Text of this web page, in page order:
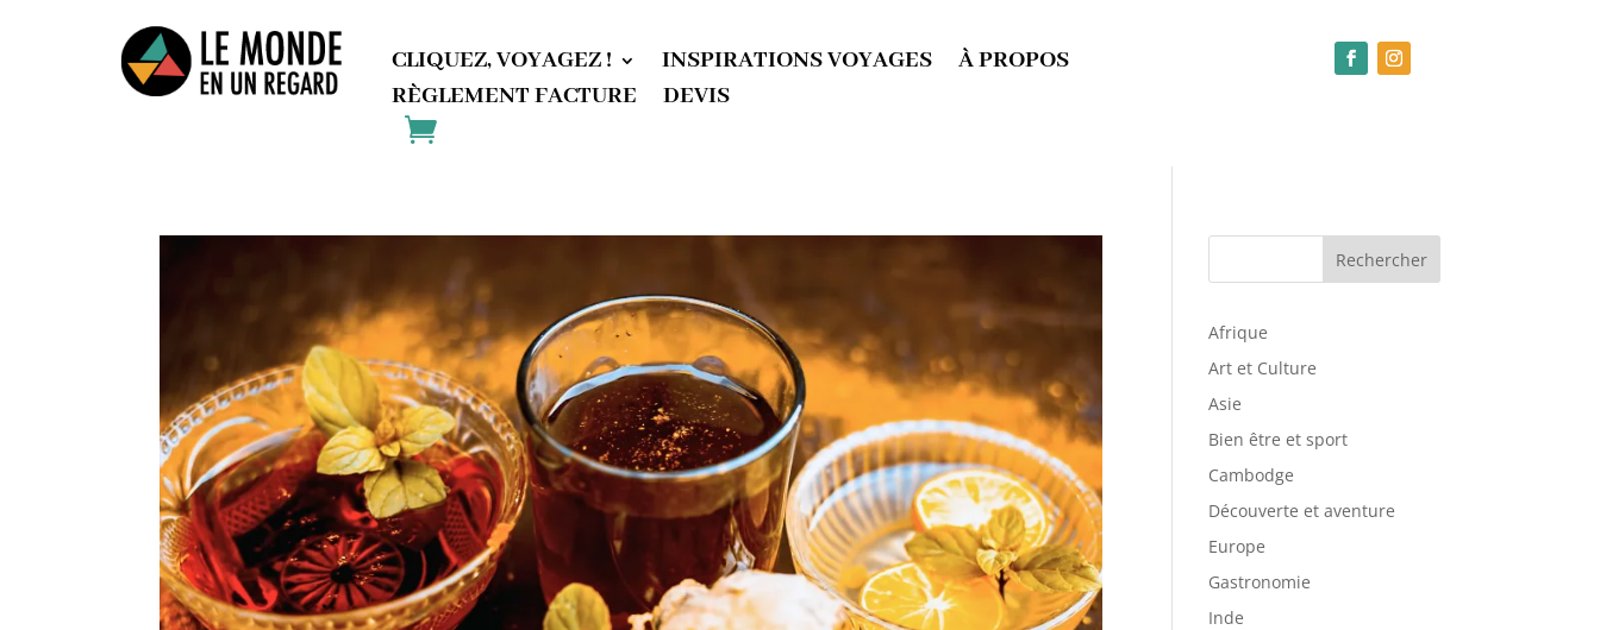
CLIQUEZ, VOYAGEZ ! INSPIRATIONS VOYAGES
À PROPOS
RÈGLEMENT FACTURE
DEVIS
Rechercher
Afrique
Art et Culture
Asie
Bien être et sport
Cambodge
Découverte et aventure
Europe
Gastronomie
Inde